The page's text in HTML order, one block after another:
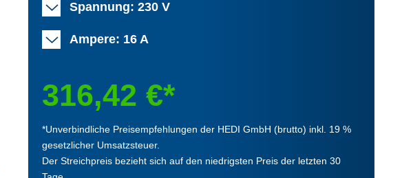
Spannung: 230 V
Ampere: 16 A
316,42 €*
*Unverbindliche Preisempfehlungen der HEDI GmbH (brutto) inkl. 19 %
gesetzlicher Umsatzsteuer.
Der Streichpreis bezieht sich auf den niedrigsten Preis der letzten 30